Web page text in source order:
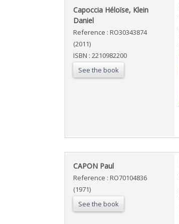
‎Capoccia Héloïse, Klein
Daniel‎
Reference : RO30343874
(2011)
ISBN : 2210982200
See the book
‎CAPON Paul‎
Reference : RO70104836
(1971)
See the book